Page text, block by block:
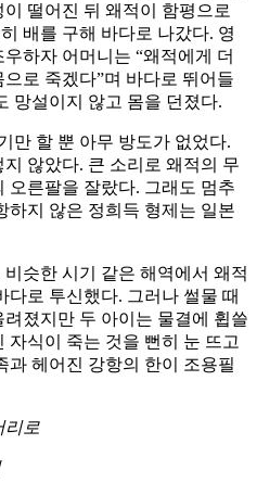
떨어진 뒤 왜적이 함평으로
배를 구해 바다로 나갔다. 영
하자 어머니는 “왜적에게 더
로 죽겠다”며 바다로 뛰어들
망설이지 않고 몸을 던졌다.
만 할 뿐 아무 방도가 없었다.
않았다. 큰 소리로 왜적의 무
오른팔을 잘랐다. 그래도 멈추
하지 않은 정희득 형제는 일본
슷한 시기 같은 해역에서 왜적
다로 투신했다. 그러나 썰물 때
졌지만 두 아이는 물결에 휩쓸
자식이 죽는 것을 뻔히 눈 뜨고
과 헤어진 강항의 한이 조용필
리로